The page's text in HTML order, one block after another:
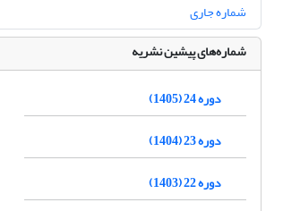
شماره جاری
شماره‌های پیشین نشریه
دوره 24 (1405)
دوره 23 (1404)
دوره 22 (1403)